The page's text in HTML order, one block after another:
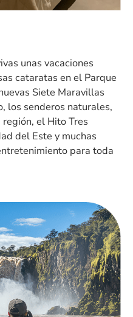
unas vacaciones
cataratas en el Parque
Siete Maravillas
los senderos naturales,
el Hito Tres
del Este y muchas
para toda